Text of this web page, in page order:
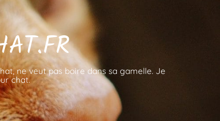
ne veut pas boire dans sa gamelle. Je
chat.